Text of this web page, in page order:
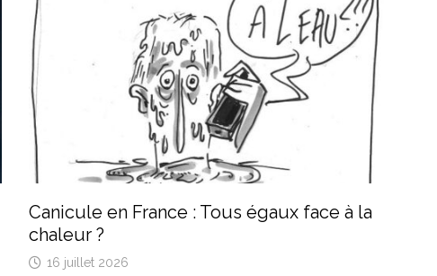
Canicule en France : Tous égaux face à la
chaleur ?
16 juillet 2026